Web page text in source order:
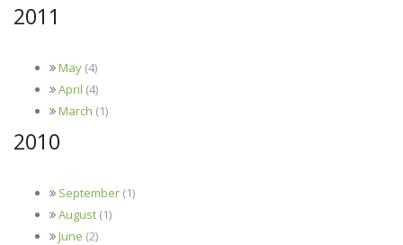
2011
May (4)
April (4)
March (1)
2010
September (1)
August (1)
June (2)